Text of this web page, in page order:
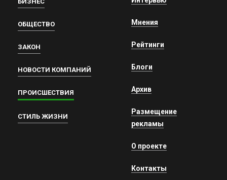
ОБЩЕСТВО
ЗАКОН
НОВОСТИ КОМПАНИЙ
ПРОИСШЕСТВИЯ
СТИЛЬ ЖИЗНИ
Мнения
Рейтинги
Блоги
Архив
Размещение
рекламы
О проекте
Контакты